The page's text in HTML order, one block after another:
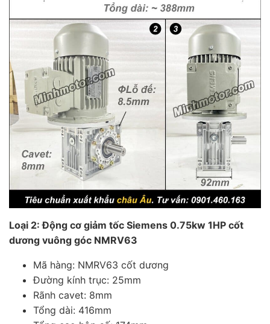
Loại 2: Động cơ giảm tốc Siemens 0.75kw 1HP cốt
dương vuông góc NMRV63
Mã hàng: NMRV63 cốt dương
Đường kính trục: 25mm
Rãnh cavet: 8mm
Tổng dài: 416mm